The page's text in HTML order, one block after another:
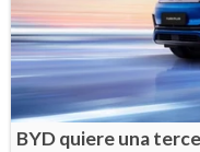
BYD quiere una